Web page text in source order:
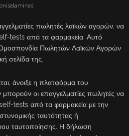
πωλητές λαϊκών αγορών, να
tests από τα φαρμακεία. Αυτό
Πωλητών Λαϊκών Αγορών
σελίδα της.
άνοιξε η πλατφόρμα του
μπορούν οι επαγγελματίες πωλητές να
tests από τα φαρμακεία με την
ταυτότητας ή
ταυτοποίησης. Η δήλωση